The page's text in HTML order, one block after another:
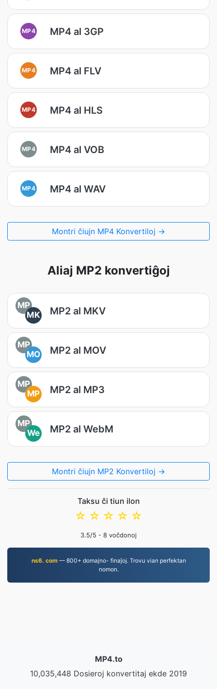
MP4 MP4 al 3GP
MP4 MP4 al FLV
MP4 MP4 al HLS
MP4 MP4 al VOB
MP4 MP4 al WAV
Montri ĉiujn MP4 Konvertiloj →
Aliaj MP2 konvertiĝoj
MP
MK
MP2 al MKV
MP
MO
MP2 al MOV
MP
MP
MP2 al MP3
MP
We
MP2 al WebM
Montri ĉiujn MP2 Konvertiloj →
Taksu ĉi tiun ilon
☆
☆
☆
☆
☆
3.5/5 - 8 voĉdonoj
ns6. com— 800+ domajno- finaĵoj. Trovu vian perfektan
nomon.
MP4.to
10,035,448 Dosieroj konvertitaj ekde 2019